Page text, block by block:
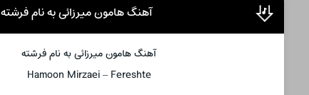
آهنگ هامون میرزائی به نام فرشته
آهنگ هامون میرزائی به نام فرشته
Hamoon Mirzaei – Fereshte